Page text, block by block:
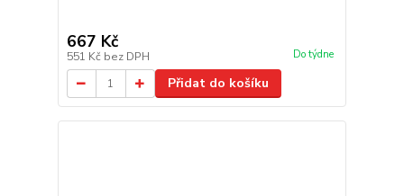
667 Kč
551 Kč bez DPH Do týdne
Přidat do košíku